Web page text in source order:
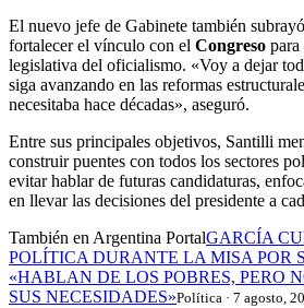
El nuevo jefe de Gabinete también
fortalecer el vínculo con el Congreso para
legislativa del oficialismo. «Voy a dejar
siga avanzando en las reformas
necesitaba hace décadas», aseguró.
Entre sus principales objetivos, Santilli
construir puentes con todos los sectores
evitar hablar de futuras candidaturas,
en llevar las decisiones del presidente a
También en Argentina PortalGARCÍA
POLÍTICA DURANTE LA MISA POR
«HABLAN DE LOS POBRES, PERO
SUS NECESIDADES»Política · 7 agosto,